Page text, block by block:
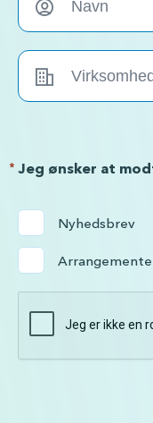
Jeg ønsker at
*
Nyhedsbrev